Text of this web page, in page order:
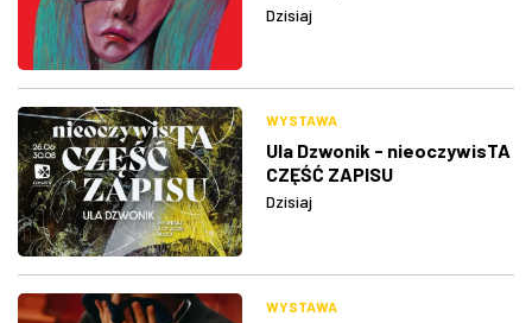
Dzisiaj
WYSTAWA
Ula Dzwonik - nieoczywisTA
CZĘŚĆ ZAPISU
Dzisiaj
WYSTAWA